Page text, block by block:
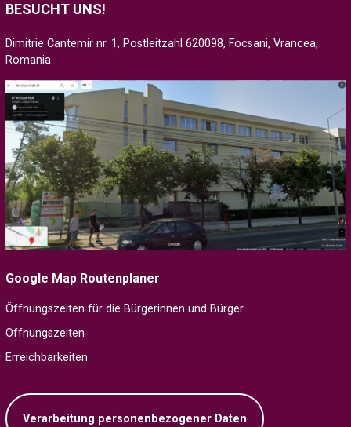
BESUCHT UNS!
Dimitrie Cantemir nr. 1, Postleitzahl 620098, Focsani, Vrancea,
Romania
Google Map Routenplaner
Öffnungszeiten für die Bürgerinnen und Bürger
Öffnungszeiten
Erreichbarkeiten
Verarbeitung personenbezogener Daten